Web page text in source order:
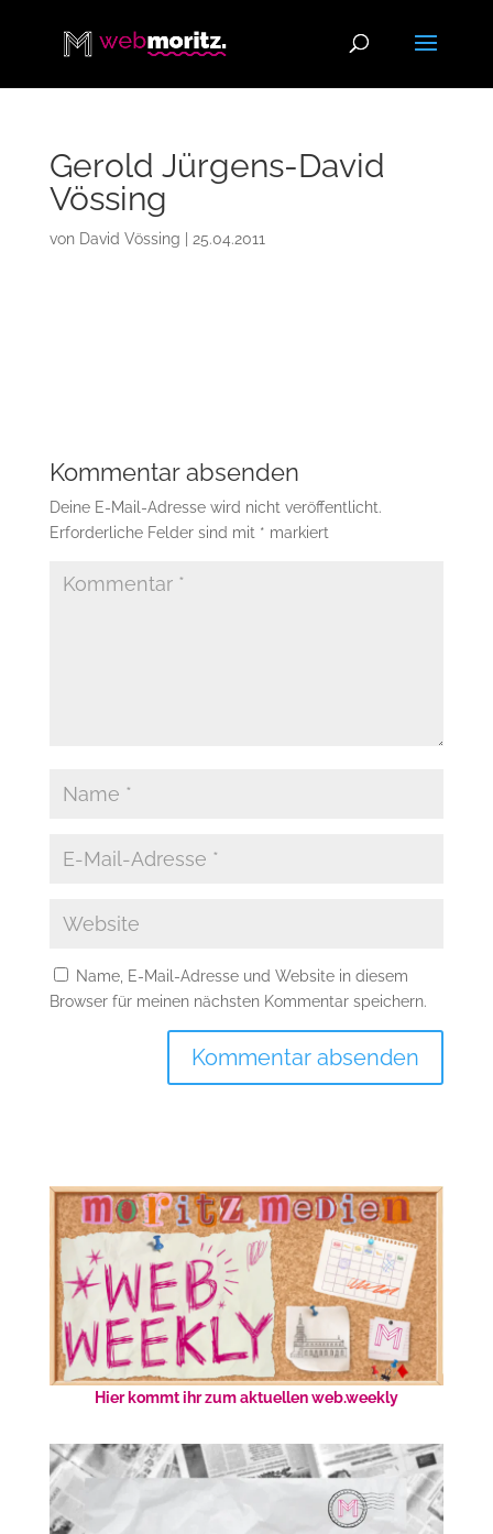
Gerold Jürgens-David
Vössing
von David Vössing 25.04.2011
Kommentar absenden
Deine E-Mail-Adresse wird nicht veröffentlicht.
Erforderliche Felder sind mit * markiert
Name, E-Mail-Adresse und Website in diesem
Browser für meinen nächsten Kommentar speichern.
Hier kommt ihr zum aktuellen web.weekly